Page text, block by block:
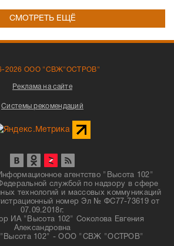
СМОТРЕТЬ ЕЩЁ
2026 ООО "СВЖ"ОСТРОВ"
Реклама на сайте
Системы рекомендаций
агентство "Высота 102"
службой по надзору в сфере
технологий и массовых коммуникаций
номер Эл № ФС77-73619 от
07.09.2018г.
ИА "Высота 102" Соколова Евгения
Александровна
"Высота 102" - ООО "СВЖ "ОСТРОВ"